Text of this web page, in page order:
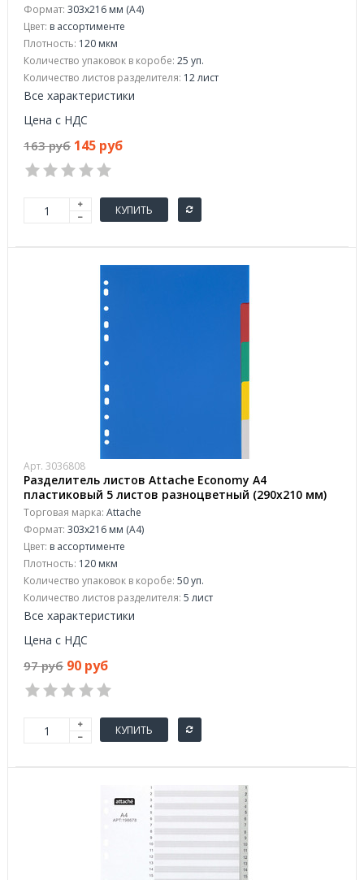
Формат: 303x216 мм (А4)
Цвет: в ассортименте
Плотность: 120 мкм
Количество упаковок в коробе: 25 уп.
Количество листов разделителя: 12 лист
Все характеристики
Цена с НДС
163 руб 145 руб
КУПИТЬ
Арт. 3036808
Разделитель листов Attache Economy А4
пластиковый 5 листов разноцветный (290х210 мм)
Торговая марка: Attache
Формат: 303x216 мм (А4)
Цвет: в ассортименте
Плотность: 120 мкм
Количество упаковок в коробе: 50 уп.
Количество листов разделителя: 5 лист
Все характеристики
Цена с НДС
97 руб 90 руб
КУПИТЬ